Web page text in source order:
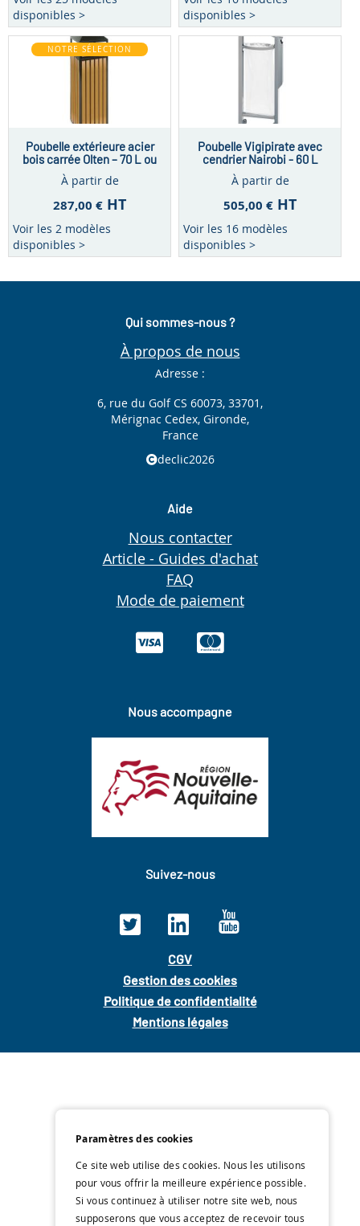
disponibles >
disponibles >
NOTRE SÉLECTION
Poubelle extérieure acier
bois carrée Olten – 70 L ou
À partir de
287,00 € HT
Voir les 2 modèles
disponibles >
Poubelle Vigipirate avec
cendrier Nairobi - 60 L
À partir de
505,00 € HT
Voir les 16 modèles
disponibles >
Qui sommes-nous ?
À propos de nous
Adresse :
6, rue du Golf CS 60073, 33701,
Mérignac Cedex, Gironde,
France
declic2026
Aide
Nous contacter
Article - Guides d'achat
FAQ
Mode de paiement
Nous accompagne
Suivez-nous
CGV
Gestion des cookies
Politique de confidentialité
Mentions légales
Paramètres des cookies
Ce site web utilise des cookies. Nous les utilisons
pour vous offrir la meilleure expérience possible.
Si vous continuez à utiliser notre site web, nous
supposerons que vous acceptez de recevoir tous